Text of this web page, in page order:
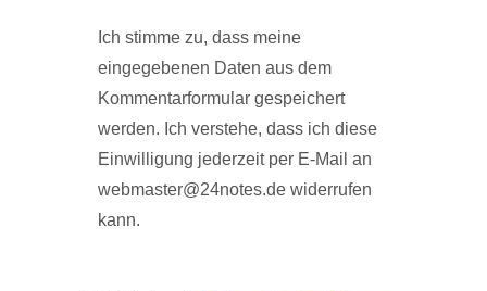
Ich stimme zu, dass meine
eingegebenen Daten aus dem
Kommentarformular gespeichert
werden. Ich verstehe, dass ich diese
Einwilligung jederzeit per E-Mail an
webmaster@24notes.de widerrufen
kann.